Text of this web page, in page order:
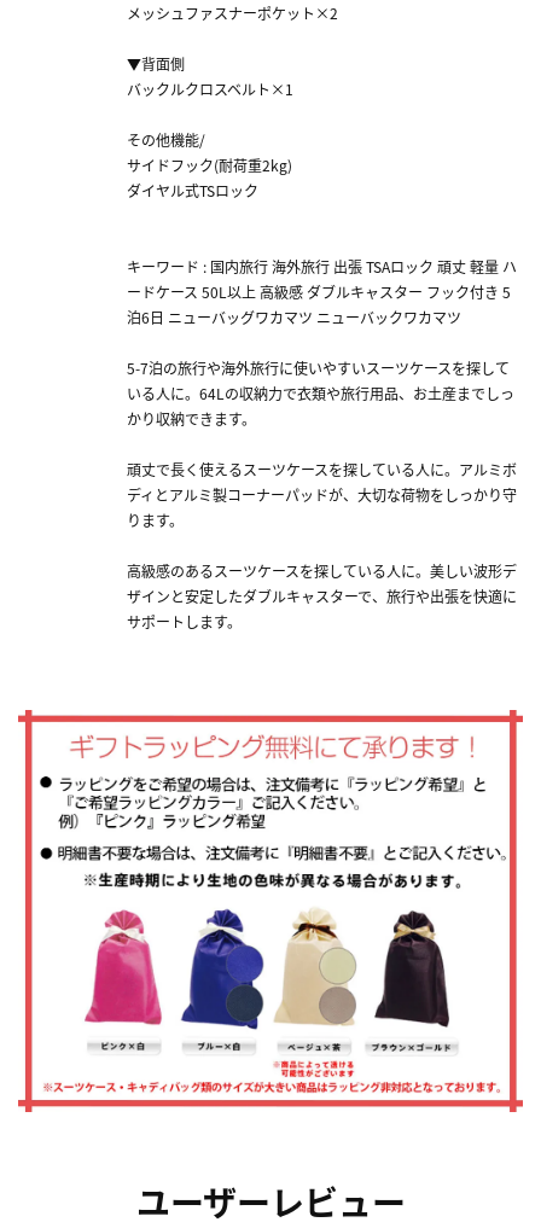
メッシュファスナーポケット×2
▼背面側
バックルクロスベルト×1
その他機能/
サイドフック(耐荷重2kg)
ダイヤル式TSロック
キーワード : 国内旅行 海外旅行 出張 TSAロック 頑丈 軽量 ハ
ードケース 50L以上 高級感 ダブルキャスター フック付き 5
泊6日 ニューバッグワカマツ ニューバックワカマツ
5-7泊の旅行や海外旅行に使いやすいスーツケースを探して
いる人に。64Lの収納力で衣類や旅行用品、お土産までしっ
かり収納できます。
頑丈で長く使えるスーツケースを探している人に。アルミボ
ディとアルミ製コーナーパッドが、大切な荷物をしっかり守
ります。
高級感のあるスーツケースを探している人に。美しい波形デ
ザインと安定したダブルキャスターで、旅行や出張を快適に
サポートします。
ユーザーレビュー